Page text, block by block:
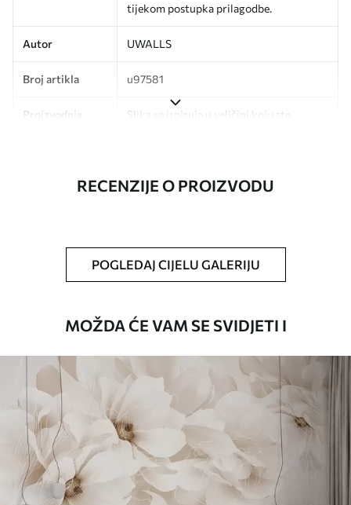
tijekom postupka prilagodbe.
Autor UWALLS
Broj artikla u97581
Proizvodnja
Slika se ispisuje u veličini koju ste
Možete dodati premaz od laka i/ili ljepilo
spužvom. Lakirane tapete mogu se čistiti
vodom.
Način primjene Besprijekorna primjena
Dostupni materijali
Standard
45.0027 /m²
Premium
.6734.00
RECENZIJE O PROIZVODU
POGLEDAJ CIJELU GALERIJU
MOŽDA ĆE VAM SE SVIDJETI I